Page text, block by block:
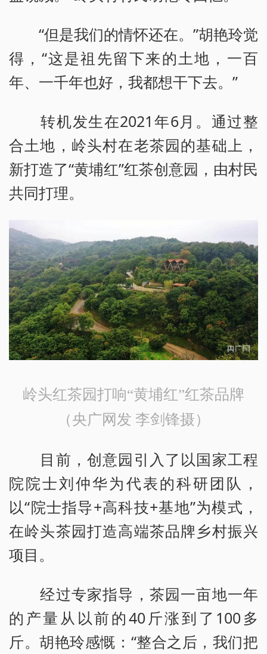
“但是我们的情怀还在。”胡艳玲觉
得，“这是祖先留下来的土地，一百
年、一千年也好，我都想干下去。”
转机发生在2021年6月。通过整
合土地，岭头村在老茶园的基础上，
新打造了“黄埔红”红茶创意园，由村民
共同打理。
岭头红茶园打响“黄埔红”红茶品牌
（央广网发 李剑锋摄）
目前，创意园引入了以国家工程
院院士刘仲华为代表的科研团队，
以“院士指导+高科技+基地”为模式，
在岭头茶园打造高端茶品牌乡村振兴
项目。
经过专家指导，茶园一亩地一年
的产量从以前的40斤涨到了100多
斤。胡艳玲感慨：“整合之后，我们把